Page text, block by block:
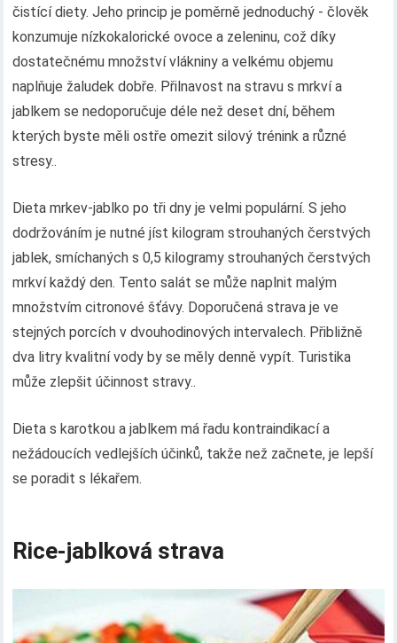
čistící diety. Jeho princip je poměrně jednoduchý - člověk
konzumuje nízkokalorické ovoce a zeleninu, což díky
dostatečnému množství vlákniny a velkému objemu
naplňuje žaludek dobře. Přilnavost na stravu s mrkví a
jablkem se nedoporučuje déle než deset dní, během
kterých byste měli ostře omezit silový trénink a různé
stresy..
Dieta mrkev-jablko po tři dny je velmi populární. S jeho
dodržováním je nutné jíst kilogram strouhaných čerstvých
jablek, smíchaných s 0,5 kilogramy strouhaných čerstvých
mrkví každý den. Tento salát se může naplnit malým
množstvím citronové šťávy. Doporučená strava je ve
stejných porcích v dvouhodinových intervalech. Přibližně
dva litry kvalitní vody by se měly denně vypít. Turistika
může zlepšit účinnost stravy..
Dieta s karotkou a jablkem má řadu kontraindikací a
nežádoucích vedlejších účinků, takže než začnete, je lepší
se poradit s lékařem.
Rice-jablková strava